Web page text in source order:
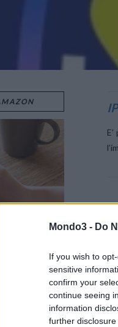
Mondo3 - Do
If you wish to
sensitive
confirm your
continue seeing
information
further
17
E